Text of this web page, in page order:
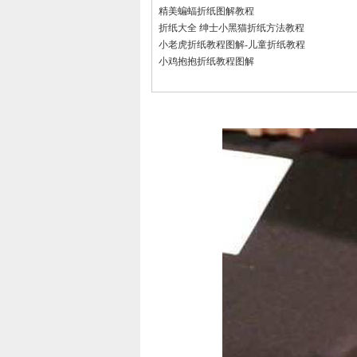
精美蝙蝠折纸图解教程
折纸大全 绅士小黑猫折纸方法教程
小老虎折纸教程图解-儿童折纸教程
小鸡抱抱折纸教程图解